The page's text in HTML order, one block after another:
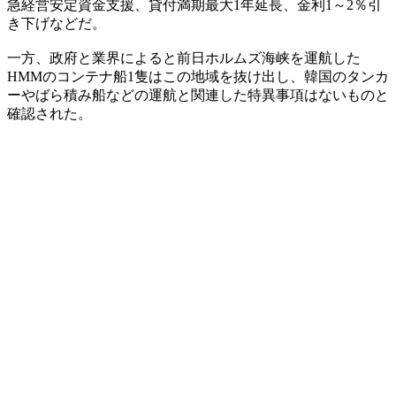
急経営安定資金支援、貸付満期最大1年延長、金利1～2％引
き下げなどだ。
一方、政府と業界によると前日ホルムズ海峡を運航した
HMMのコンテナ船1隻はこの地域を抜け出し、韓国のタンカ
ーやばら積み船などの運航と関連した特異事項はないものと
確認された。